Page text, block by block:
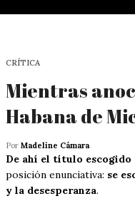
CRÍTICA
Mientras
Habana de
Por Madeline Cámara
De ahí el título
posición enunciativa: se
y la desesperanza.